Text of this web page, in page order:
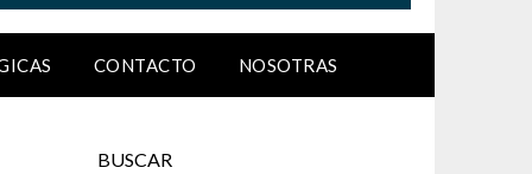
CONTACTO NOSOTRAS
BUSCAR